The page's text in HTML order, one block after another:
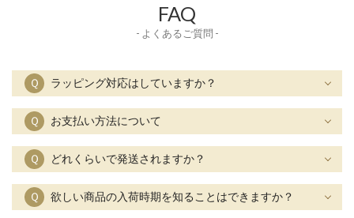
FAQ
- よくあるご質問 -
Ｑ ラッピング対応はしていますか？
Ｑ お支払い方法について
Ｑ どれくらいで発送されますか？
Ｑ 欲しい商品の入荷時期を知ることはできますか？